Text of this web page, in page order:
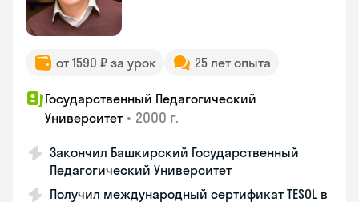
от 1590 ₽ за урок 25 лет опыта
Государственный Педагогический
Университет • 2000 г.
Закончил Башкирский Государственный
Педагогический Университет
Получил международный сертификат TESOL в